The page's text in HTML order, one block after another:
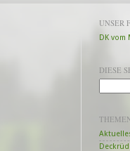
UNSER
DK vom
DIESE